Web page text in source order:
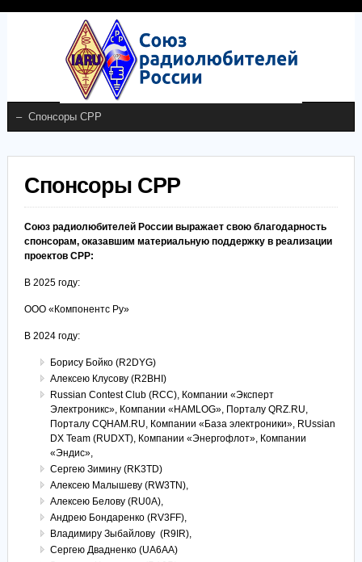
Спонсоры СРР
Союз радиолюбителей России выражает свою благодарность
спонсорам, оказавшим материальную поддержку в реализации
проектов СРР:
В 2025 году:
ООО «Компонентс Ру»
В 2024 году:
Борису Бойко (R2DYG)
Алексею Клусову (R2BHI)
Russian Contest Club (RCC), Компании «Эксперт
Электроникс», Компании «HAMLOG», Порталу QRZ.RU,
Порталу CQHAM.RU, Компании «База электроники», RUssian
DX Team (RUDXT), Компании «Энергофлот», Компании
«Эндис»,
Сергею Зимину (RK3TD)
Алексею Малышеву (RW3TN),
Алексею Белову (RU0A),
Андрею Бондаренко (RV3FF),
Владимиру Зыбайлову (R9IR),
Сергею Двадненко (UA6AA)